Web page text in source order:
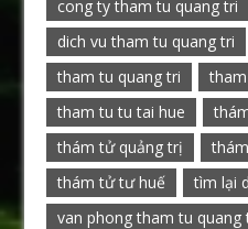
cong ty tham tu quang tri
dich vu tham tu quang tri
tham tu quang tri
tham tu tu tai hue
thám tử quảng trị
thám tử tư huế
tìm lại
van phong tham tu quang